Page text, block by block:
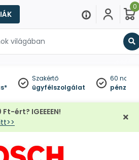
0
Szakértő
ügyfélszolgálat
60
ért? IGEEEEN!